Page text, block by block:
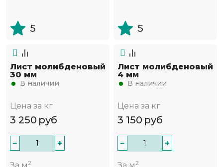
5 5
Лист молибденовый
30 мм
В наличии
Цена за кг
3 250 руб
− +
2
Лист молибденовый
4 мм
В наличии
Цена за кг
3 150 руб
− +
2